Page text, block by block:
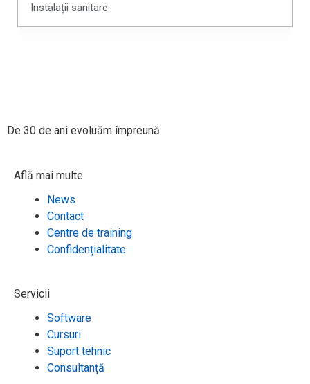
Instalații sanitare
De 30 de ani evoluăm împreună​
Află mai multe
News
Contact
Centre de training
Confidențialitate
Servicii
Software
Cursuri
Suport tehnic
Consultanță